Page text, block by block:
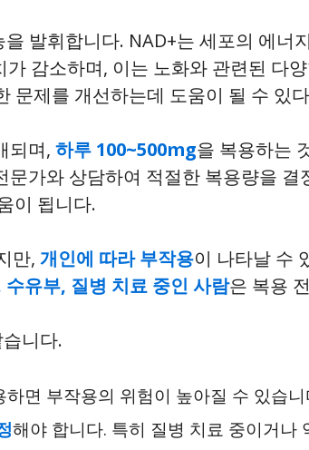
발휘합니다. NAD+는 세포의 에너
감소하며, 이는 노화와 관련된 다
문제를 개선하는데 도움이 될 수 있
되며, 하루 100~500mg을 복용하는
가와 상담하여 적절한 복용량을
이 됩니다.
만, 개인에 따라 부작용이 나타날 수
수유부, 질병 치료 중인 사람은 복용
니다.
면 부작용의 위험이 높아질 수 있습니
해야 합니다. 특히 질병 치료 중이거나